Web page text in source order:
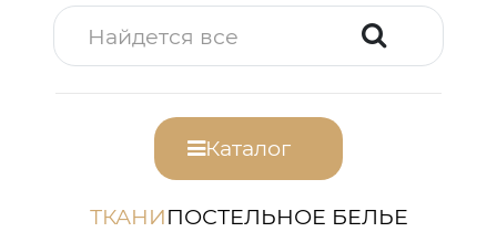
Каталог
ТКАНИПОСТЕЛЬНОЕ БЕЛЬЕ